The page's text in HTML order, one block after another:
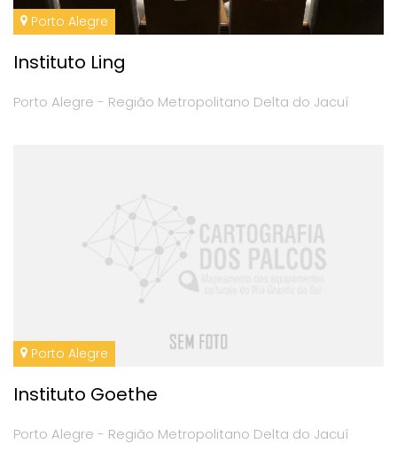
Porto Alegre
Instituto Ling
Porto Alegre - Região Metropolitano Delta do Jacuí
Porto Alegre
Instituto Goethe
Porto Alegre - Região Metropolitano Delta do Jacuí